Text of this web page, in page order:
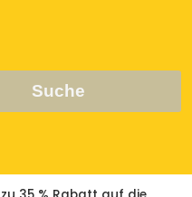
Suche